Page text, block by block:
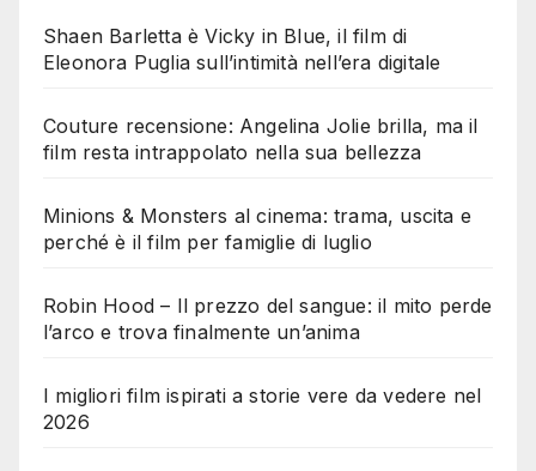
Shaen Barletta è Vicky in Blue, il film di
Eleonora Puglia sull’intimità nell’era digitale
Couture recensione: Angelina Jolie brilla, ma il
film resta intrappolato nella sua bellezza
Minions & Monsters al cinema: trama, uscita e
perché è il film per famiglie di luglio
Robin Hood – Il prezzo del sangue: il mito perde
l’arco e trova finalmente un’anima
I migliori film ispirati a storie vere da vedere nel
2026